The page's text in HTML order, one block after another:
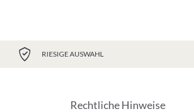
RIESIGE AUSWAHL
Rechtliche Hinweise